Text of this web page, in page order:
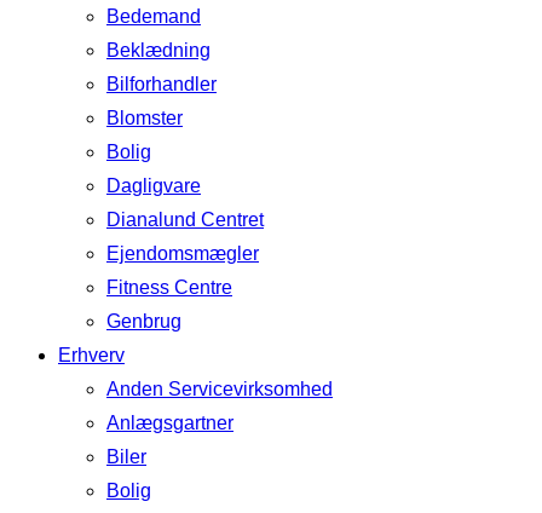
Bedemand
Beklædning
Bilforhandler
Blomster
Bolig
Dagligvare
Dianalund Centret
Ejendomsmægler
Fitness Centre
Genbrug
Erhverv
Anden Servicevirksomhed
Anlægsgartner
Biler
Bolig